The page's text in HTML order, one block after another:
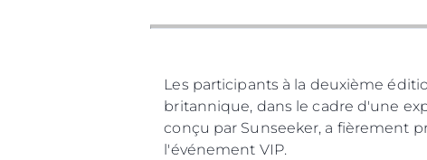
Les participants à la deuxième
britannique, dans le cadre d'une
conçu par Sunseeker, a fièrement
l'événement VIP.